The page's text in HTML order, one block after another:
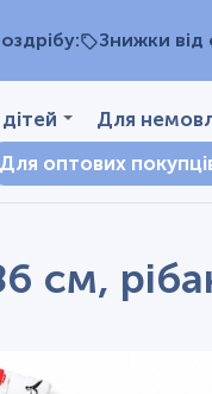
Знижки від
Для
оптових
см,